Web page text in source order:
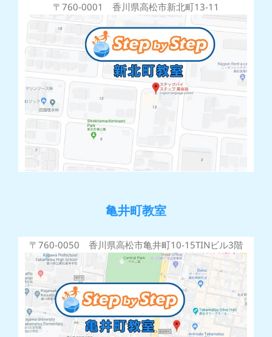
〒760-0001 香川県高松市新北町13-11
亀井町教室
〒760-0050 香川県高松市亀井町10-15TINビル3階